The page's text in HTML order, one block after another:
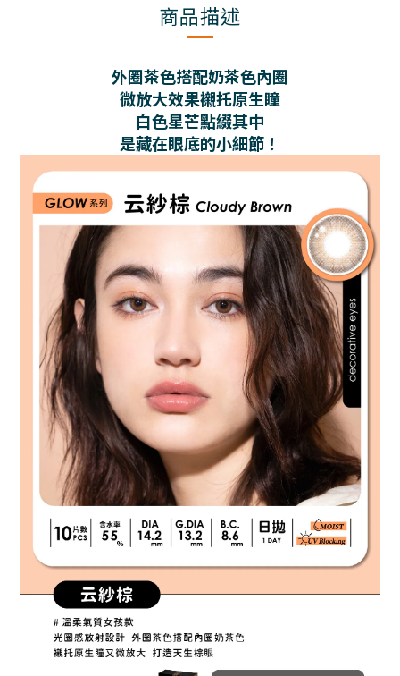
商品描述
外圈茶色搭配奶茶色內圈
微放大效果襯托原生瞳
白色星芒點綴其中
是藏在眼底的小細節！